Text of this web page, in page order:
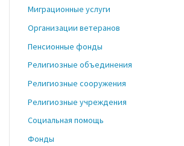
Миграционные услуги
Организации ветеранов
Пенсионные фонды
Религиозные объединения
Религиозные сооружения
Религиозные учреждения
Социальная помощь
Фонды